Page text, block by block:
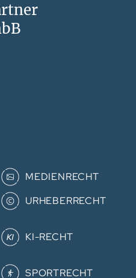
MEDIENRECHT
URHEBERRECHT
KI-RECHT
SPORTRECHT